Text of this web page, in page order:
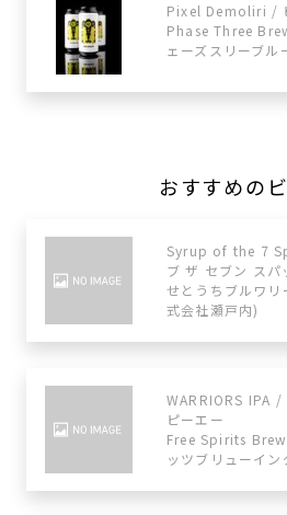
Pixel Demoliri /
Phase Three
ェーズスリーブル
おすすめの
Syrup of the 7
ブ ザ セブン スパ
せとうちブルワ
式会社瀬戸内)
WARRIORS IPA /
ピーエー
Free Spirits
ッツブリューイン